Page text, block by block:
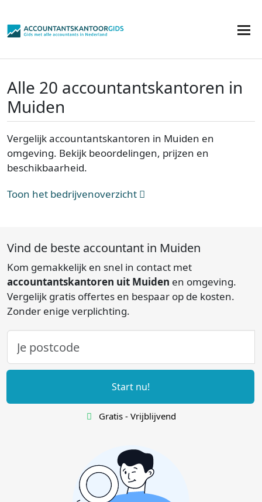
Alle 20 accountantskantoren in
Muiden
Vergelijk accountantskantoren in Muiden en
omgeving. Bekijk beoordelingen, prijzen en
beschikbaarheid.
Toon het bedrijvenoverzicht
Vind de beste accountant in Muiden
Kom gemakkelijk en snel in contact met
accountantskantoren uit Muiden en omgeving.
Vergelijk gratis offertes en bespaar op de kosten.
Zonder enige verplichting.
Start nu!
Gratis - Vrijblijvend